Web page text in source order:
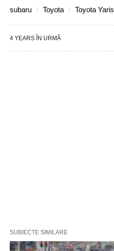
subaru Toyota Toyota Yaris
4 YEARS ÎN URMĂ
SUBIECTE SIMILARE